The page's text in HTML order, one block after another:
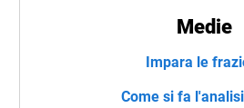
Medie
Impara le
Come si fa